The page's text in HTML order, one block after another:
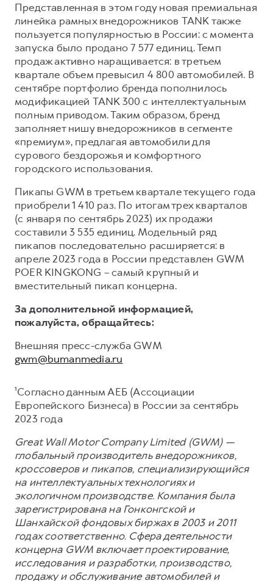
Представленная в этом году новая премиальная
линейка рамных внедорожников TANK также
пользуется популярностью в России: с момента
запуска было продано 7 577 единиц. Темп
продаж активно наращивается: в третьем
квартале объем превысил 4 800 автомобилей. В
сентябре портфолио бренда пополнилось
модификацией TANK 300 с интеллектуальным
полным приводом. Таким образом, бренд
заполняет нишу внедорожников в сегменте
«премиум», предлагая автомобили для
сурового бездорожья и комфортного
городского использования.
Пикапы GWM в третьем квартале текущего года
приобрели 1 410 раз. По итогам трех кварталов
(с января по сентябрь 2023) их продажи
составили 3 535 единиц. Модельный ряд
пикапов последовательно расширяется: в
апреле 2023 года в России представлен GWM
POER KINGKONG – самый крупный и
вместительный пикап концерна.
За дополнительной информацией,
пожалуйста, обращайтесь:
Внешняя пресс-служба GWM
gwm@bumanmedia.ru
¹Согласно данным АЕБ (Ассоциации
Европейского Бизнеса) в России за сентябрь
2023 года
Great Wall Motor Company Limited (GWM) —
глобальный производитель внедорожников,
кроссоверов и пикапов, специализирующийся
на интеллектуальных технологиях и
экологичном производстве. Компания была
зарегистрирована на Гонконгской и
Шанхайской фондовых биржах в 2003 и 2011
годах соответственно. Сфера деятельности
концерна GWM включает проектирование,
исследования и разработки, производство,
продажу и обслуживание автомобилей и